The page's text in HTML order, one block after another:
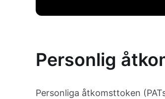
Personlig
Personliga åtkomsttoken